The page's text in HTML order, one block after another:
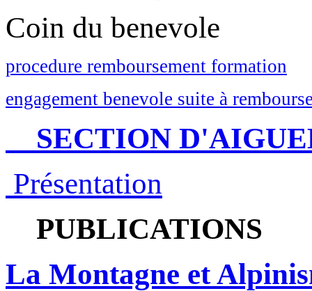
Coin du benevole
procedure remboursement formation
engagement benevole suite à
SECTION
Présentation
PUBLICATIONS
La Montagne et